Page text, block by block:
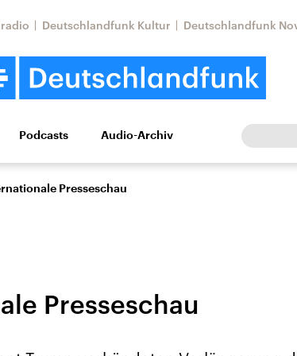
Deutschlandfunk Kultur Deutschlandfunk
Wissen Kultur Europa
Podcasts Audio-Archiv
Presseschau
Presseschau